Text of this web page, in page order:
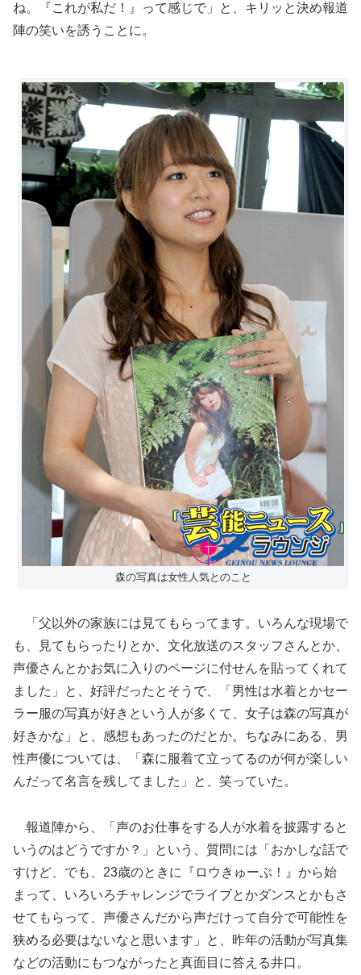
ね。『これが私だ！』って感じで」と、キリッと決め報道
陣の笑いを誘うことに。
森の写真は女性人気とのこと
「父以外の家族には見てもらってます。いろんな現場で
も、見てもらったりとか、文化放送のスタッフさんとか、
声優さんとかお気に入りのページに付せんを貼ってくれて
ました」と、好評だったとそうで、「男性は水着とかセー
ラー服の写真が好きという人が多くて、女子は森の写真が
好きかな」と、感想もあったのだとか。ちなみにある、男
性声優については、「森に服着て立ってるのが何が楽しい
んだって名言を残してました」と、笑っていた。
報道陣から、「声のお仕事をする人が水着を披露すると
いうのはどうですか？」という、質問には「おかしな話で
すけど、でも、23歳のときに『ロウきゅーぶ！』から始
まって、いろいろチャレンジでライブとかダンスとかもさ
せてもらって、声優さんだから声だけって自分で可能性を
狭める必要はないなと思います」と、昨年の活動が写真集
などの活動にもつながったと真面目に答える井口。